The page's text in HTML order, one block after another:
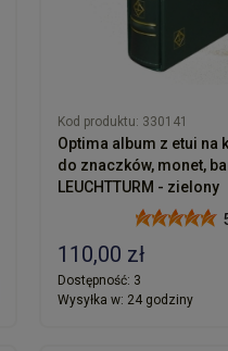
Kod produktu: 330141
Optima album z etui na
do znaczków, monet,
LEUCHTTURM - zielony
110,00 zł
Dostępność: 3
Wysyłka w: 24 godziny